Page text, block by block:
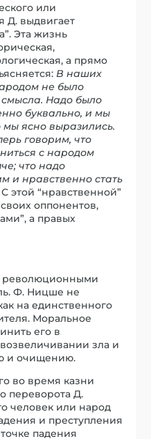
или
Д. выдвигает
Эта жизнь
а прямо
В наших
не было
смысла. Надо было
буквально, и мы
мы ясно выразились.
говорим, что
с народом
что надо
и нравственно стать
С этой “нравственной”
оппонентов,
а правых
революционными
Ф. Ницше не
на единственного
Моральное
его в
зла и
и очищению.
во время казни
переворота Д.
человек или народ
и преступления
падения